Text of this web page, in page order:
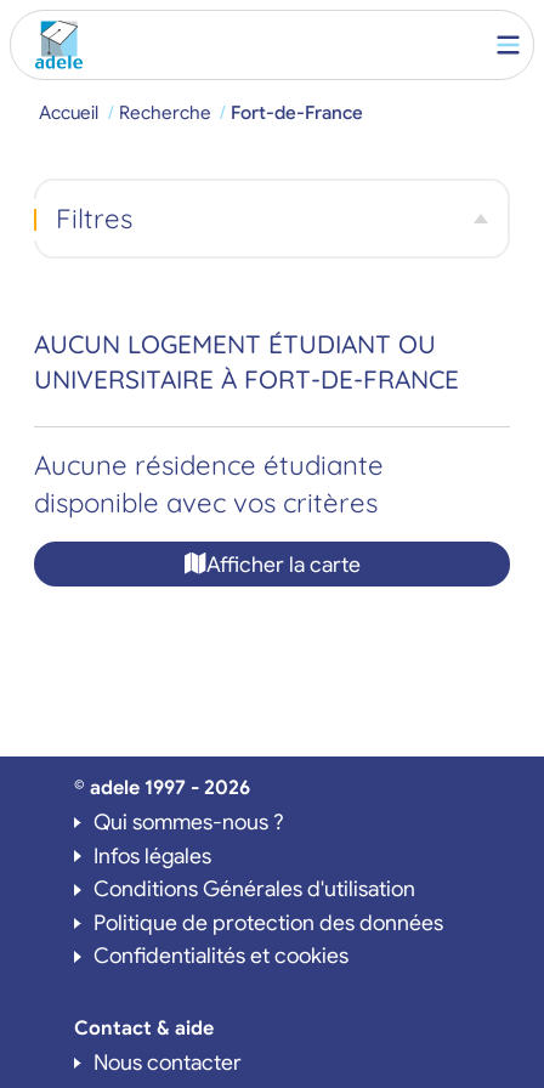
Accueil Recherche Fort-de-France
AUCUN LOGEMENT ÉTUDIANT OU
UNIVERSITAIRE À FORT-DE-FRANCE
Aucune résidence étudiante
disponible avec vos critères
Afficher la carte
Filtres
© adele 1997 - 2026
Qui sommes-nous ?
Infos légales
Conditions Générales d'utilisation
Politique de protection des données
Confidentialités et cookies
Contact & aide
Nous contacter